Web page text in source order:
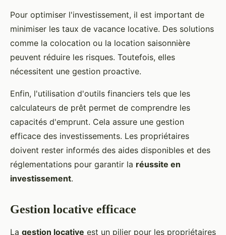
Pour optimiser l'investissement, il est important de
minimiser les taux de vacance locative. Des solutions
comme la colocation ou la location saisonnière
peuvent réduire les risques. Toutefois, elles
nécessitent une gestion proactive.
Enfin, l'utilisation d'outils financiers tels que les
calculateurs de prêt permet de comprendre les
capacités d'emprunt. Cela assure une gestion
efficace des investissements. Les propriétaires
doivent rester informés des aides disponibles et des
réglementations pour garantir la réussite en
investissement.
Gestion locative efficace
La gestion locative est un pilier pour les propriétaires